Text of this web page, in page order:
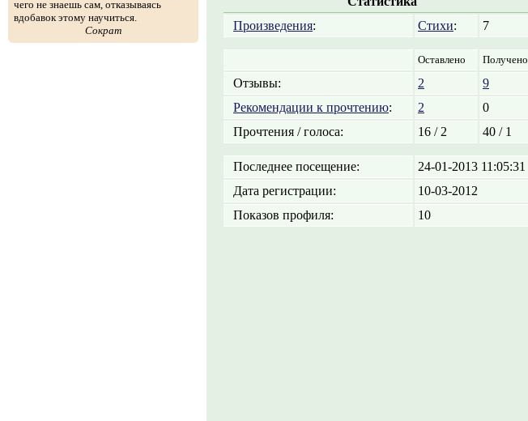
чего не знаешь сам, отказываясь
вдобавок этому научиться.
Сократ
Произведения: Стихи: 7
Оставлено Получено
Отзывы: 2
9
Рекомендации к прочтению: 2
0
Прочтения / голоса:
16 / 2 40 / 1
Последнее посещение:
24-01-2013 11:05:31
Дата регистрации:
10-03-2012
Показов профиля:
10